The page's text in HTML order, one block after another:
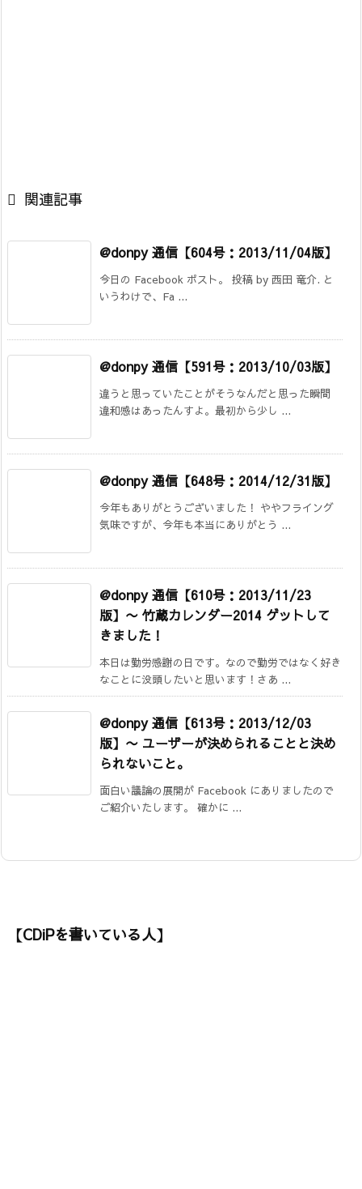
 関連記事
@donpy 通信【604号：2013/11/04版】
今日の Facebook ポスト。 投稿 by 西田 竜介. と
いうわけで、Fa ...
@donpy 通信【591号：2013/10/03版】
違うと思っていたことがそうなんだと思った瞬間
違和感はあったんすよ。最初から少し ...
@donpy 通信【648号：2014/12/31版】
今年もありがとうございました！ ややフライング
気味ですが、今年も本当にありがとう ...
@donpy 通信【610号：2013/11/23
版】〜 竹蔵カレンダー2014 ゲットして
きました！
本日は勤労感謝の日です。なので勤労ではなく好き
なことに没頭したいと思います！さあ ...
@donpy 通信【613号：2013/12/03
版】〜 ユーザーが決められることと決め
られないこと。
面白い議論の展開が Facebook にありましたので
ご紹介いたします。 確かに ...
【CDiPを書いている人】